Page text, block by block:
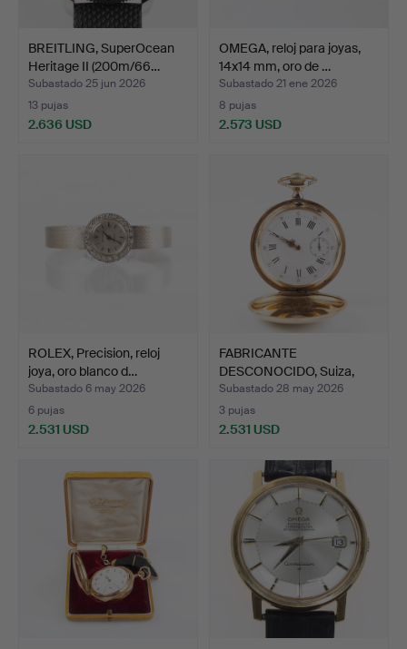
BREITLING, SuperOcean
Heritage II (200m/66…
Subastado 25 jun 2026
13 pujas
2.636 USD
OMEGA, reloj para joyas,
14x14 mm, oro de …
Subastado 21 ene 2026
8 pujas
2.573 USD
ROLEX, Precision, reloj
joya, oro blanco d…
Subastado 6 may 2026
6 pujas
2.531 USD
FABRICANTE
DESCONOCIDO, Suiza,
reloj de bo…
Subastado 28 may 2026
3 pujas
2.531 USD